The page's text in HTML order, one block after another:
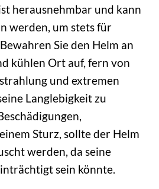
herausnehmbar und kann
werden, um stets für
Sie den Helm an
kühlen Ort auf, fern von
und extremen
Langlebigkeit zu
Sturz, sollte der Helm
werden, da seine
sein könnte.